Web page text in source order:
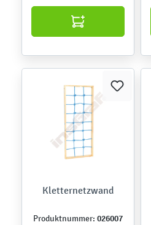
Kletternetzwand
Produktnummer: 026007